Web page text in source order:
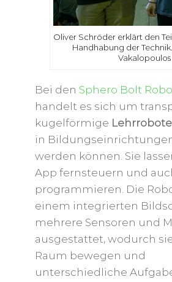
Oliver Schröder erklärt den
Handhabung der
Vakalopoulos
Bei den Sphero Bolt
handelt es sich um
kugelförmige
in
werden können. Sie
App fernsteuern und
programmieren. Die
einem integrierten
mehrere Sensoren und
ausgestattet, wodurch
Raum bewegen und
unterschiedliche